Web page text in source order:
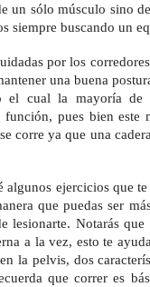
un sólo músculo sino
siempre buscando un
por los
una buena
el cual la mayoría de
pues bien este
corre ya que una
algunos ejercicios que
que puedas ser
lesionarte. Notarás
a la vez, esto te
la pelvis, dos
que correr es